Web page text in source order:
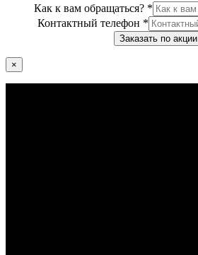
Как к вам обращаться? *
Контактный телефон *
Заказать по акции
×